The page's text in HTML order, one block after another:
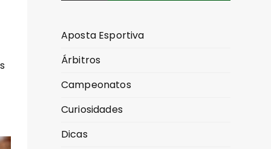
Aposta Esportiva
Árbitros
Campeonatos
Curiosidades
Dicas